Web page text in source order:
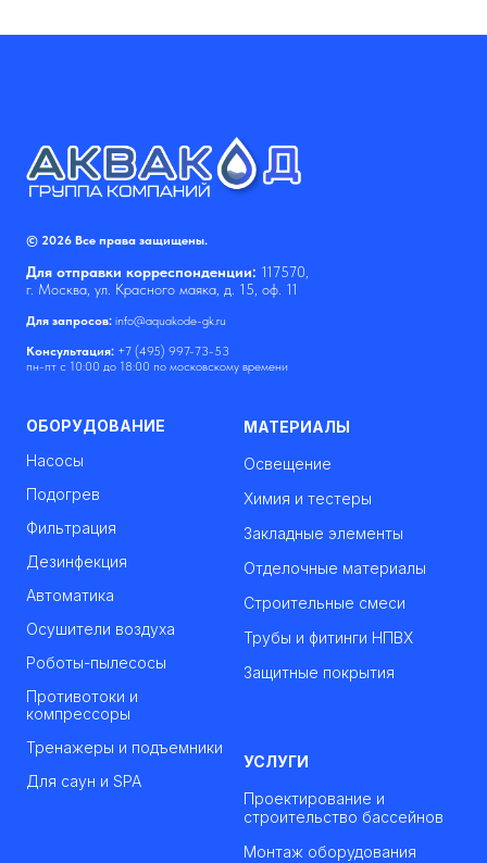
© 2026 Все права защищены.
Для отправки корреспонденции: 117570,
г. Москва, ул. Красного маяка, д. 15, оф. 11
Для запросов: info@aquakode-gk.ru
Консультация: +7 (495) 997-73-53
пн-пт с 10:00 до 18:00 по московскому времени
ОБОРУДОВАНИЕ
Насосы
Подогрев
Фильтрация
Дезинфекция
Автоматика
Осушители воздуха
Роботы-пылесосы
Противотоки и
компрессоры
Тренажеры и подъемники
Для саун и SPA
МАТЕРИАЛЫ
Освещение
Химия и тестеры
Закладные элементы
Отделочные материалы
Строительные смеси
Трубы и фитинги НПВХ
Защитные покрытия
УСЛУГИ
Проектирование и
строительство бассейнов
Монтаж оборудования